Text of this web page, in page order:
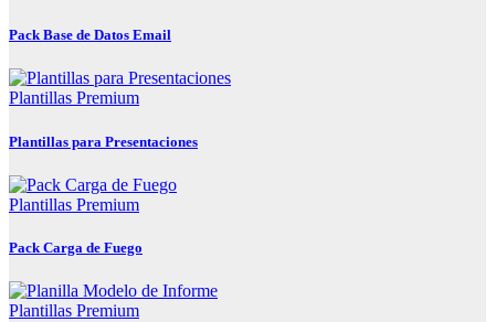
Pack Base de Datos Email
Plantillas Premium
Plantillas para Presentaciones
Plantillas Premium
Pack Carga de Fuego
Plantillas Premium